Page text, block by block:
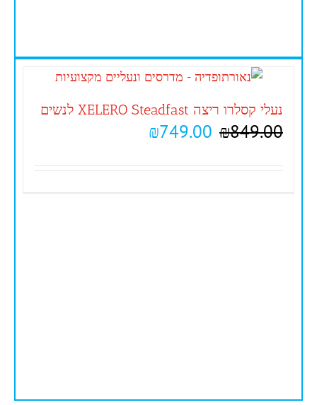
נעלי קסלרו ריצה XELERO Steadfast לנשים
₪849.00
₪749.00